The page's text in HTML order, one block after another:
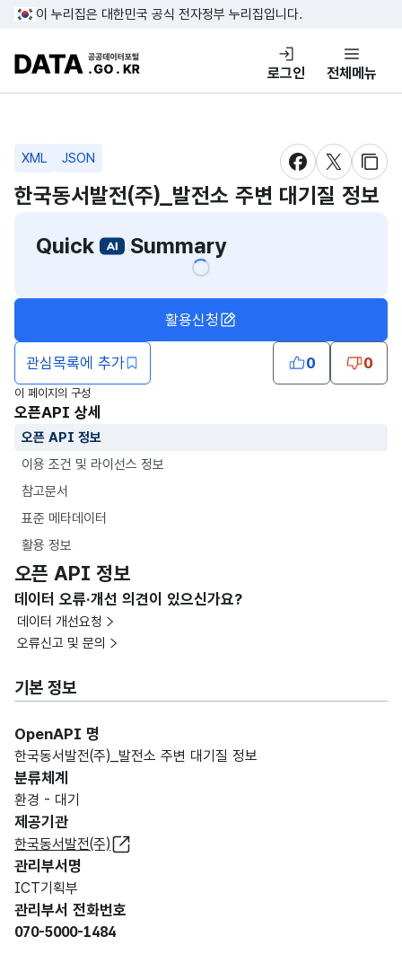
콘텐츠 바로가기
푸터 바로가기
이 누리집은 대한민국 공식 전자정부 누리집입니다.
DATA.GO.KR 공공데이터포털
로그인 전체메뉴
XML JSON
새창 열림새창 열림
새창
한국동서발전(주)_발전소 주변 대기질 정보
Quick
Summary
관심목록에 추가
활용신청
0 0
이 페이지의 구성
오픈API 상세
오픈 API 정보
이용 조건 및 라이선스 정보
참고문서
표준 메타데이터
활용 정보
오픈 API 정보
데이터 오류·개선 의견이 있으신가요?
데이터 개선요청
오류신고 및 문의
기본 정보
OpenAPI 명
한국동서발전(주)_발전소 주변 대기질 정보
분류체계
환경 - 대기
제공기관
한국동서발전(주)
관리부서명
ICT기획부
관리부서 전화번호
070-5000-1484